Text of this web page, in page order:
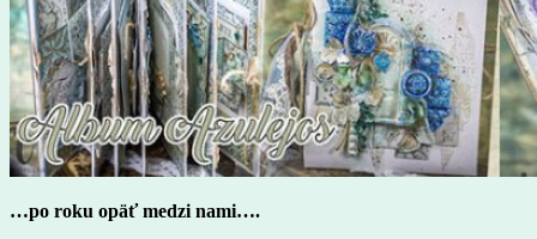
…po roku opäť medzi nami….